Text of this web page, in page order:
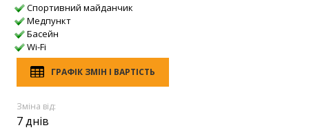
Спортивний майданчик
Медпункт
Басейн
Wi-Fi
ГРАФІК ЗМІН І ВАРТІСТЬ
Зміна від:
7 днів